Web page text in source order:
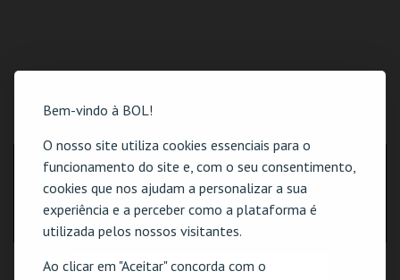
Bem-vindo à BOL!
O nosso site utiliza cookies essenciais para o
funcionamento do site e, com o seu consentimento,
cookies que nos ajudam a personalizar a sua
experiência e a perceber como a plataforma é
utilizada pelos nossos visitantes.
Ao clicar em "Aceitar" concorda com o
MORADA
Rua Henrique Santana, nº 15, Loja A
2730-231 Barcarena